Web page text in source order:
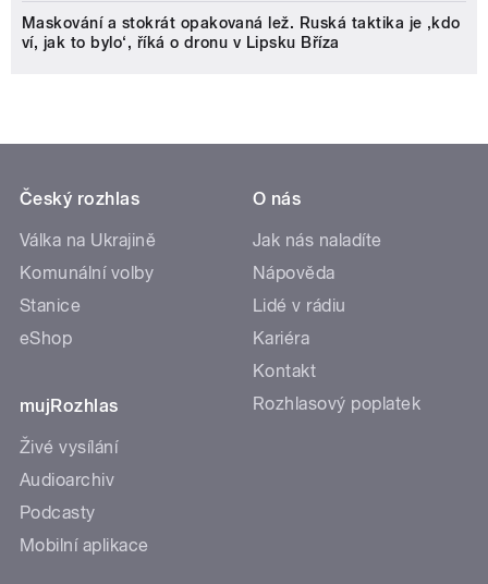
Maskování a stokrát opakovaná lež. Ruská taktika je ‚kdo
ví, jak to bylo‘, říká o dronu v Lipsku Bříza
Český rozhlas
Válka na Ukrajině
Komunální volby
Stanice
eShop
mujRozhlas
Živé vysílání
Audioarchiv
Podcasty
Mobilní aplikace
O nás
Jak nás naladíte
Nápověda
Lidé v rádiu
Kariéra
Kontakt
Rozhlasový poplatek